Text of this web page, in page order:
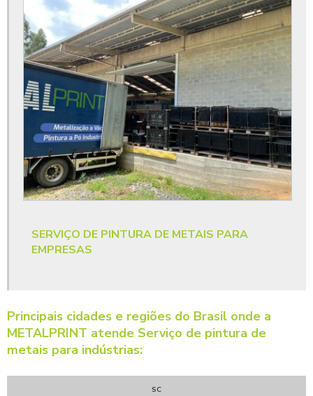
Pintura eletrostática a pó para indústria
Pintura eletrostática a pó preço
Pintura eletrostática a pó preço para empresas
Pintura eletrostática a pó valor
Pintura eletrostática em sc
Pintura eletrostática para empresas
Pintura eletrostática para indústria
Pintura eletrostática para metais industriais
Pintura epóxi a pó em sc
Pintura epóxi em metal
Pintura epóxi orçamento
Pintura epóxi para empresas
SERVIÇO DE PINTURA DE METAIS PARA
EMPRESAS
Principais cidades e regiões do Brasil onde a
METALPRINT atende Serviço de pintura de
metais para indústrias:
SC